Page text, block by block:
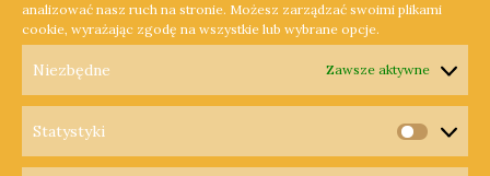
analizować nasz ruch na stronie. Możesz zarządzać swoimi plikami
cookie, wyrażając zgodę na wszystkie lub wybrane opcje.
Niezbędne Zawsze aktywne
Statystyki
otrzymają z kolei gminy: Szamocin, Krzyż Wielkopolski,
Lubasz, Połajewo, Trzcianka i Wieleń. Wsparcie w ramach
prac związanych z ochroną, rekultywacją i poprawą jakości
gruntów rolnych z urzędu marszałkowskiego otrzymają
również gminy: Czarnków, Sieraków, Zbąszyń, Oborniki,
Ujście, Wyrzysk, Łobżenica, Miasteczko Krajeńskie i